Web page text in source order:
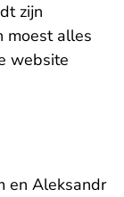
zijn
moest alles
website
en Aleksandr